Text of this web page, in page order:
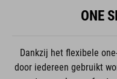
ONE
Dankzij het flexibele
door iedereen gebruikt